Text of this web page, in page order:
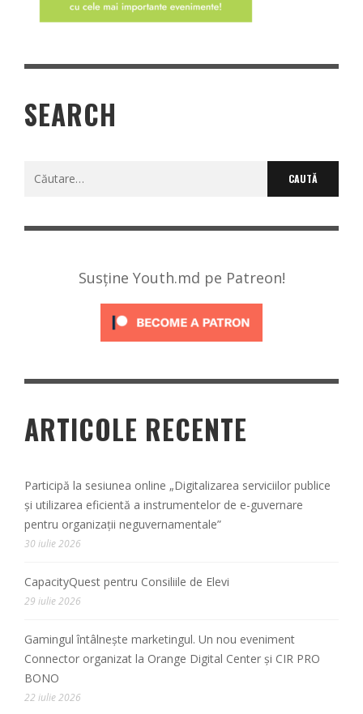
SEARCH
Susține Youth.md pe Patreon!
ARTICOLE RECENTE
Participă la sesiunea online „Digitalizarea serviciilor publice
și utilizarea eficientă a instrumentelor de e-guvernare
pentru organizații neguvernamentale”
30 iulie 2026
CapacityQuest pentru Consiliile de Elevi
29 iulie 2026
Gamingul întâlnește marketingul. Un nou eveniment
Connector organizat la Orange Digital Center și CIR PRO
BONO
22 iulie 2026